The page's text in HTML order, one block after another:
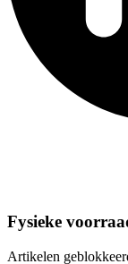
Fysieke
Artikelen